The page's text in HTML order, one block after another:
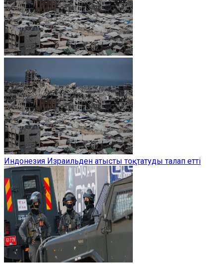
Индонезия Израильден атысты тоқтатуды талап етті